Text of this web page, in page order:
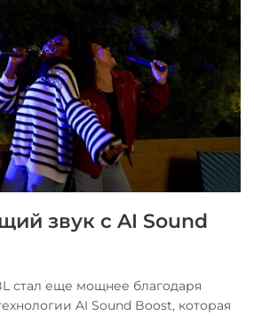
звук с AI Sound
стал еще мощнее благодаря
AI Sound Boost, которая